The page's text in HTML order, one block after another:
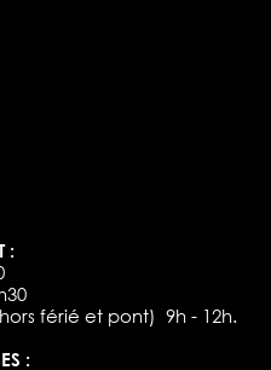
:
férié et pont) 9h - 12h.
: